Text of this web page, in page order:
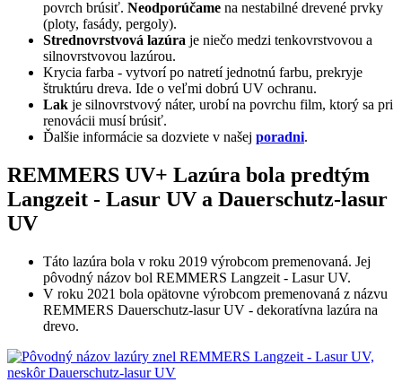
povrch brúsiť. Neodporúčame na nestabilné drevené prvky
(ploty, fasády, pergoly).
Strednovrstvová lazúra je niečo medzi tenkovrstvovou a
silnovrstvovou lazúrou.
Krycia farba - vytvorí po natretí jednotnú farbu, prekryje
štruktúru dreva. Ide o veľmi dobrú UV ochranu.
Lak je silnovrstvový náter, urobí na povrchu film, ktorý sa pri
renovácii musí brúsiť.
Ďalšie informácie sa dozviete v našej poradni.
REMMERS UV+ Lazúra bola predtým
Langzeit - Lasur UV a Dauerschutz-lasur
UV
Táto lazúra bola v roku 2019 výrobcom premenovaná. Jej
pôvodný názov bol REMMERS Langzeit - Lasur UV.
V roku 2021 bola opätovne výrobcom premenovaná z názvu
REMMERS Dauerschutz-lasur UV - dekoratívna lazúra na
drevo.